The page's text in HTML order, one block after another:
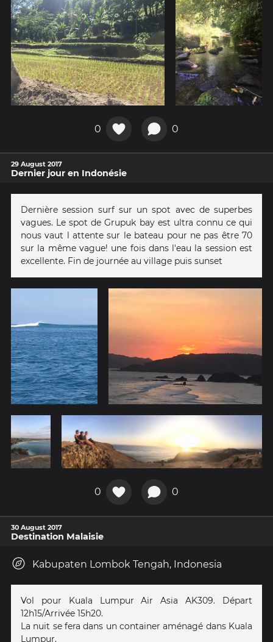
0 0
29 August 2017
Dernier jour en Indonésie
Dernière session surf sur un spot avec de superbes
vagues. Le spot de Grupuk bay est ultra connu ce qui
nous vaut l attente sur le bateau pour ne pas être 70
sur la même vague! une fois dans l'eau la session est
excellente. Fin de journée au village puis sunset
0 0
30 August 2017
Destination Malaisie
Kabupaten Lombok Tengah, Indonesia
Vol pour Kuala Lumpur Air Asia AK309. Départ
12h15/Arrivée 15h20.
La nuit se fera dans un container aménagé dans Kuala
Lumpur.